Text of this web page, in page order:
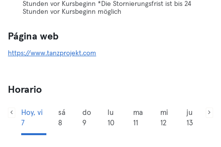
Stunden vor Kursbeginn *Die Stornierungsfrist ist bis 24
Stunden vor Kursbeginn möglich
Página web
https://www.tanzprojekt.com
Horario
Hoy, vi
7
sá
8
do
9
lu
10
ma
11
mi
12
ju
13